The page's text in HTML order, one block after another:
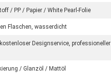
/ PP / Papier / White Pearl-Folie
Flaschen, wasserdicht
Designservice, professioneller
/ Glanzöl / Mattöl